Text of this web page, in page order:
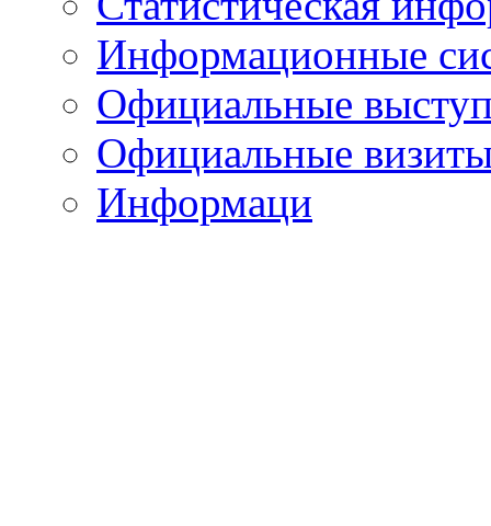
Информационные
Официальные
Официальные
Информаци